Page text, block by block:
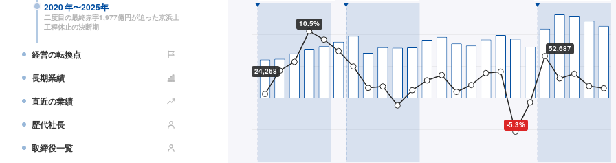
2020年〜2025年
二度目の最終赤字1,977億円が迫った京浜上
工程休止の決断期
経営の転換点
長期業績
直近の業績
歴代社長
取締役一覧